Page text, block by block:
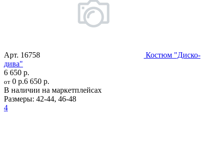
Арт. 16758
Костюм "Диско-
дива"
6 650 р.
от 0 р.6 650 р.
В наличии на маркетплейсах
Размеры: 42-44, 46-48
4